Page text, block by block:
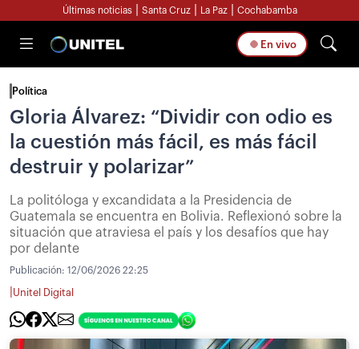
Últimas noticias Santa Cruz La Paz Cochabamba
En vivo
Política
Gloria Álvarez: “Dividir con odio es
la cuestión más fácil, es más fácil
destruir y polarizar”
La politóloga y excandidata a la Presidencia de
Guatemala se encuentra en Bolivia. Reflexionó sobre la
situación que atraviesa el país y los desafíos que hay
por delante
Publicación: 12/06/2026 22:25
Unitel Digital